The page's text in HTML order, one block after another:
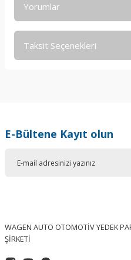
Yorumlar
Taksit Seçenekleri
E-Bültene Kayıt olun
WAGEN AUTO OTOMOTİV YEDEK
ŞİRKETİ